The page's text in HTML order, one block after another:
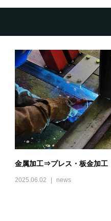
金属加工⇒プレス・板金加工
2025.06.02 news